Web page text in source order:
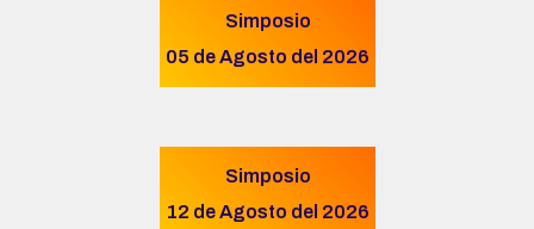
Simposio
05 de Agosto del 2026
Simposio
12 de Agosto del 2026